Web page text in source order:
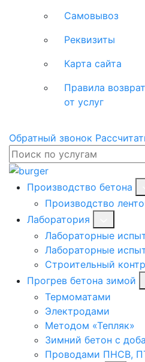
Самовывоз
Реквизиты
Карта сайта
Правила
от услуг
Обратный звонок
Производство бетона
Производство
Лаборатория
Лабораторные
Лабораторные
Строительный
Прогрев бетона зимой
Термоматами
Электродами
Методом «Тепляк»
Зимний бетон с
Проводами ПНСВ,